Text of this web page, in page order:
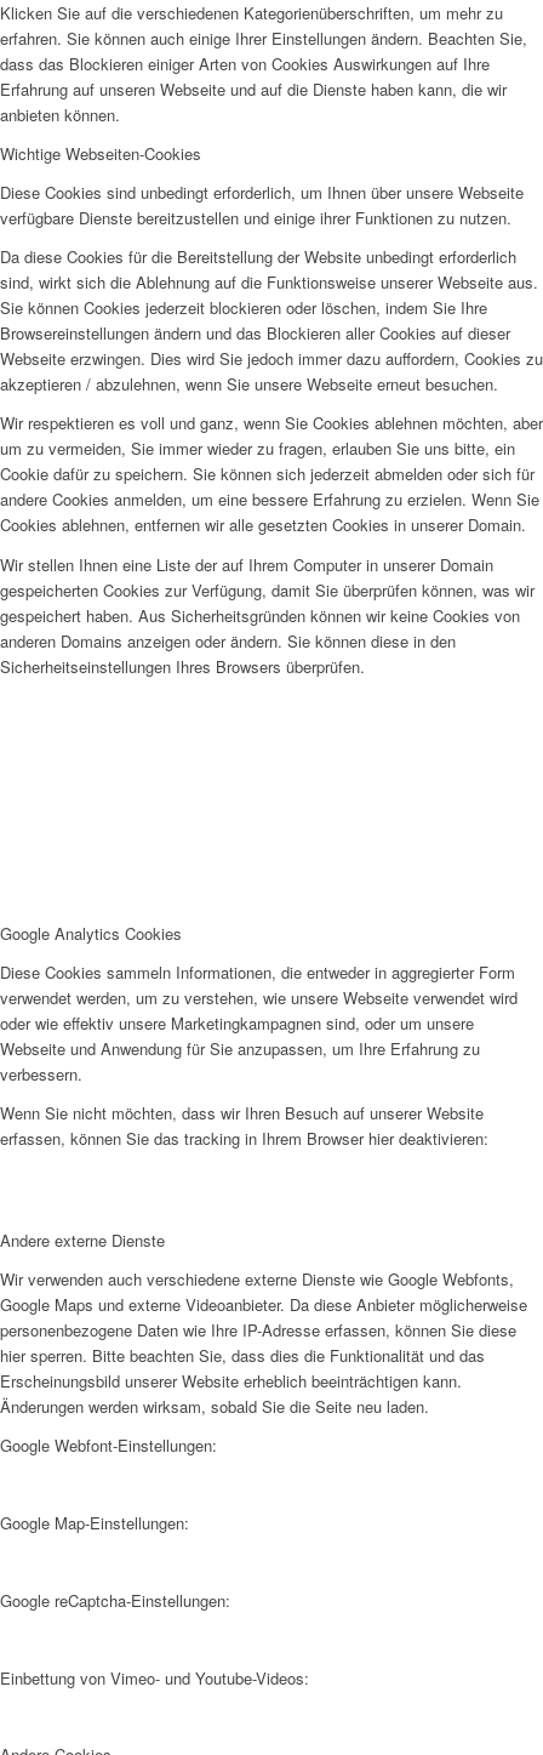
Klicken Sie auf die verschiedenen Kategorienüberschriften, um mehr zu
erfahren. Sie können auch einige Ihrer Einstellungen ändern. Beachten Sie,
dass das Blockieren einiger Arten von Cookies Auswirkungen auf Ihre
Erfahrung auf unseren Webseite und auf die Dienste haben kann, die wir
anbieten können.
Wichtige Webseiten-Cookies
Diese Cookies sind unbedingt erforderlich, um Ihnen über unsere Webseite
verfügbare Dienste bereitzustellen und einige ihrer Funktionen zu nutzen.
Da diese Cookies für die Bereitstellung der Website unbedingt erforderlich
sind, wirkt sich die Ablehnung auf die Funktionsweise unserer Webseite aus.
Sie können Cookies jederzeit blockieren oder löschen, indem Sie Ihre
Browsereinstellungen ändern und das Blockieren aller Cookies auf dieser
Webseite erzwingen. Dies wird Sie jedoch immer dazu auffordern, Cookies zu
akzeptieren / abzulehnen, wenn Sie unsere Webseite erneut besuchen.
Wir respektieren es voll und ganz, wenn Sie Cookies ablehnen möchten, aber
um zu vermeiden, Sie immer wieder zu fragen, erlauben Sie uns bitte, ein
Cookie dafür zu speichern. Sie können sich jederzeit abmelden oder sich für
andere Cookies anmelden, um eine bessere Erfahrung zu erzielen. Wenn Sie
Cookies ablehnen, entfernen wir alle gesetzten Cookies in unserer Domain.
Wir stellen Ihnen eine Liste der auf Ihrem Computer in unserer Domain
gespeicherten Cookies zur Verfügung, damit Sie überprüfen können, was wir
gespeichert haben. Aus Sicherheitsgründen können wir keine Cookies von
anderen Domains anzeigen oder ändern. Sie können diese in den
Sicherheitseinstellungen Ihres Browsers überprüfen.
Google Analytics Cookies
Diese Cookies sammeln Informationen, die entweder in aggregierter Form
verwendet werden, um zu verstehen, wie unsere Webseite verwendet wird
oder wie effektiv unsere Marketingkampagnen sind, oder um unsere
Webseite und Anwendung für Sie anzupassen, um Ihre Erfahrung zu
verbessern.
Wenn Sie nicht möchten, dass wir Ihren Besuch auf unserer Website
erfassen, können Sie das tracking in Ihrem Browser hier deaktivieren:
Andere externe Dienste
Wir verwenden auch verschiedene externe Dienste wie Google Webfonts,
Google Maps und externe Videoanbieter. Da diese Anbieter möglicherweise
personenbezogene Daten wie Ihre IP-Adresse erfassen, können Sie diese
hier sperren. Bitte beachten Sie, dass dies die Funktionalität und das
Erscheinungsbild unserer Website erheblich beeinträchtigen kann.
Änderungen werden wirksam, sobald Sie die Seite neu laden.
Google Webfont-Einstellungen:
Google Map-Einstellungen:
Google reCaptcha-Einstellungen:
Einbettung von Vimeo- und Youtube-Videos: